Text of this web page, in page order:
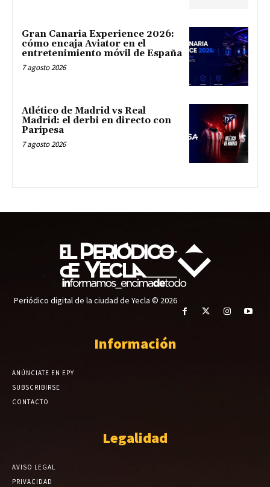
Gran Canaria Experience 2026:
cómo encaja Aviator en el
entretenimiento móvil de España
7 agosto 2026
Atlético de Madrid vs Real
Madrid: el derbi en directo con
Paripesa
7 agosto 2026
Periódico digital de la ciudad de Yecla © 2026
Información
ANÚNCIATE EN EPY
SUBSCRIBIRSE
CONTACTO
Legalidad
AVISO LEGAL
PRIVACIDAD